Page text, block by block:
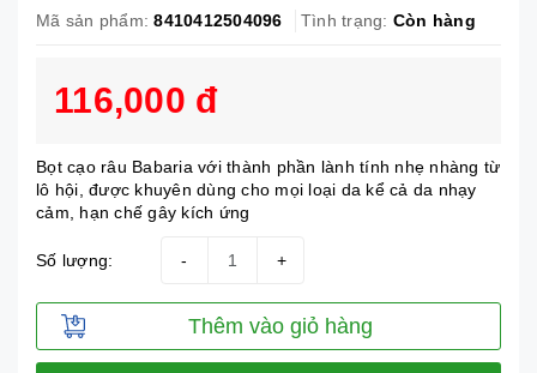
Mã sản phẩm: 8410412504096 Tình trạng: Còn hàng
116,000 đ
Bọt cạo râu Babaria với thành phần lành tính nhẹ nhàng từ
lô hội, được khuyên dùng cho mọi loại da kể cả da nhạy
cảm, hạn chế gây kích ứng
Số lượng: +
-
Thêm vào giỏ hàng